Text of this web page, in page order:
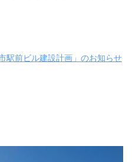
駅前ビル建設計画」のお知らせ